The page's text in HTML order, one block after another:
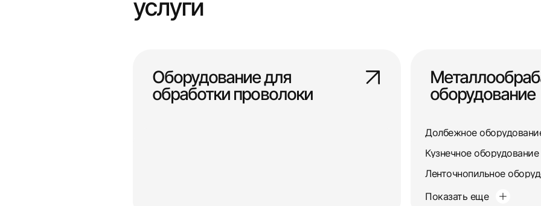
услуги
Оборудование для
обработки проволоки
оборудование
Долбежное
Кузнечное оборудование
Ленточнопильное
Показать еще